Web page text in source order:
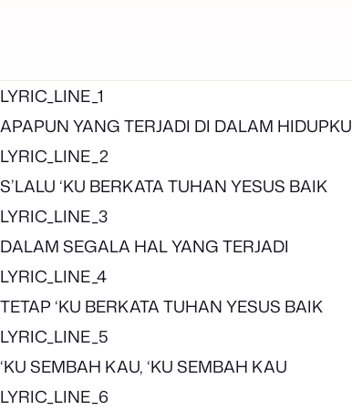
LYRIC_LINE_1
APAPUN YANG TERJADI DI DALAM HIDUPKU
LYRIC_LINE_2
S’LALU ‘KU BERKATA TUHAN YESUS BAIK
LYRIC_LINE_3
DALAM SEGALA HAL YANG TERJADI
LYRIC_LINE_4
TETAP ‘KU BERKATA TUHAN YESUS BAIK
LYRIC_LINE_5
‘KU SEMBAH KAU, ‘KU SEMBAH KAU
LYRIC_LINE_6